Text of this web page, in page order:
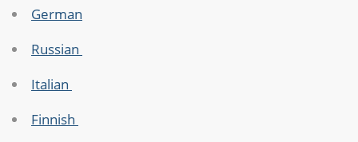
German
Russian
Italian
Finnish